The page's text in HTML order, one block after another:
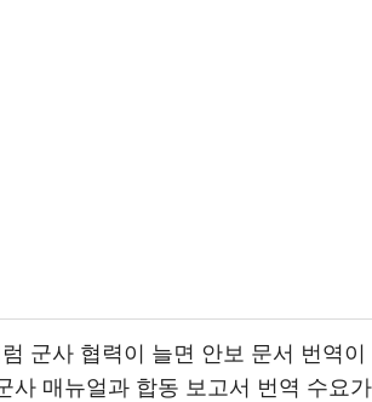
군사 협력이 늘면 안보 문서 번역
매뉴얼과 합동 보고서 번역 수요